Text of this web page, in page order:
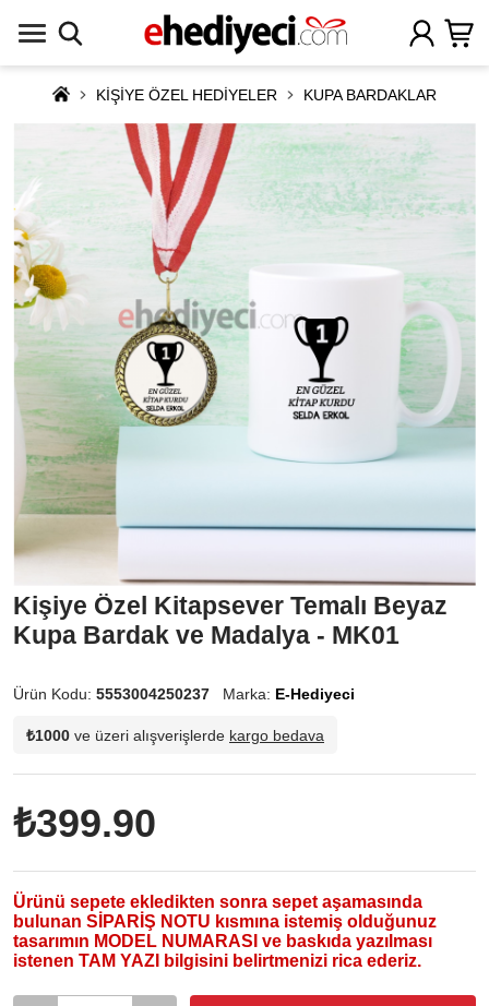
KİŞİYE ÖZEL HEDİYELER KUPA BARDAKLAR
Kişiye Özel Kitapsever Temalı Beyaz
Kupa Bardak ve Madalya - MK01
Ürün Kodu: 5553004250237 Marka: E-Hediyeci
₺1000 ve üzeri alışverişlerde kargo bedava
₺399.90
Ürünü sepete ekledikten sonra sepet aşamasında
bulunan SİPARİŞ NOTU kısmına istemiş olduğunuz
tasarımın MODEL NUMARASI ve baskıda yazılması
istenen TAM YAZI bilgisini belirtmenizi rica ederiz.